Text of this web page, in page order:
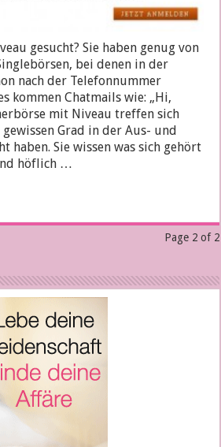
gesucht? Sie haben genug von
bei denen in der
nach der Telefonnummer
kommen Chatmails wie: „Hi,
mit Niveau treffen sich
Grad in der Aus- und
haben. Sie wissen was sich gehört
höflich …
Page 2 of 2